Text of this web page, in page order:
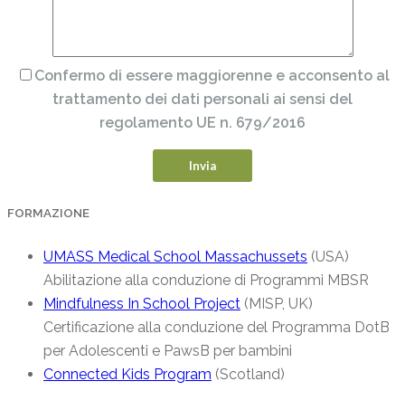
Confermo di essere maggiorenne e acconsento al
trattamento dei dati personali ai sensi del
regolamento UE n. 679/2016
FORMAZIONE
UMASS Medical School Massachussets (USA)
Abilitazione alla conduzione di Programmi MBSR
Mindfulness In School Project (MISP, UK)
Certificazione alla conduzione del Programma DotB
per Adolescenti e PawsB per bambini
Connected Kids Program (Scotland)